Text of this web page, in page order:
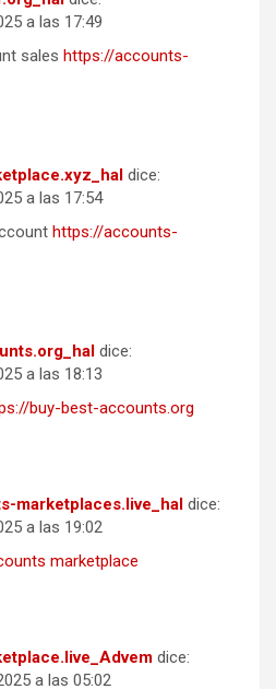
a las 17:49
sales https://accounts-
dice:
a las 17:54
https://accounts-
dice:
a las 18:13
buy-best-accounts.org
marketplaces.live_hal dice:
a las 19:02
marketplace
dice:
a las 05:02